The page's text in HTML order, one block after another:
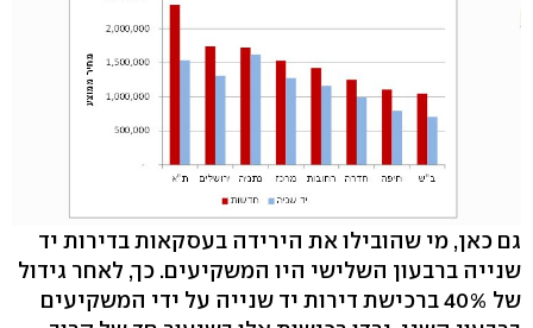
גם כאן, מי שהובילו את הירידה בעסקאות בדירות יד
שנייה ברבעון השלישי היו המשקיעים. כך, לאחר גידול
של 40% ברכישת דירות יד שנייה על ידי המשקיעים